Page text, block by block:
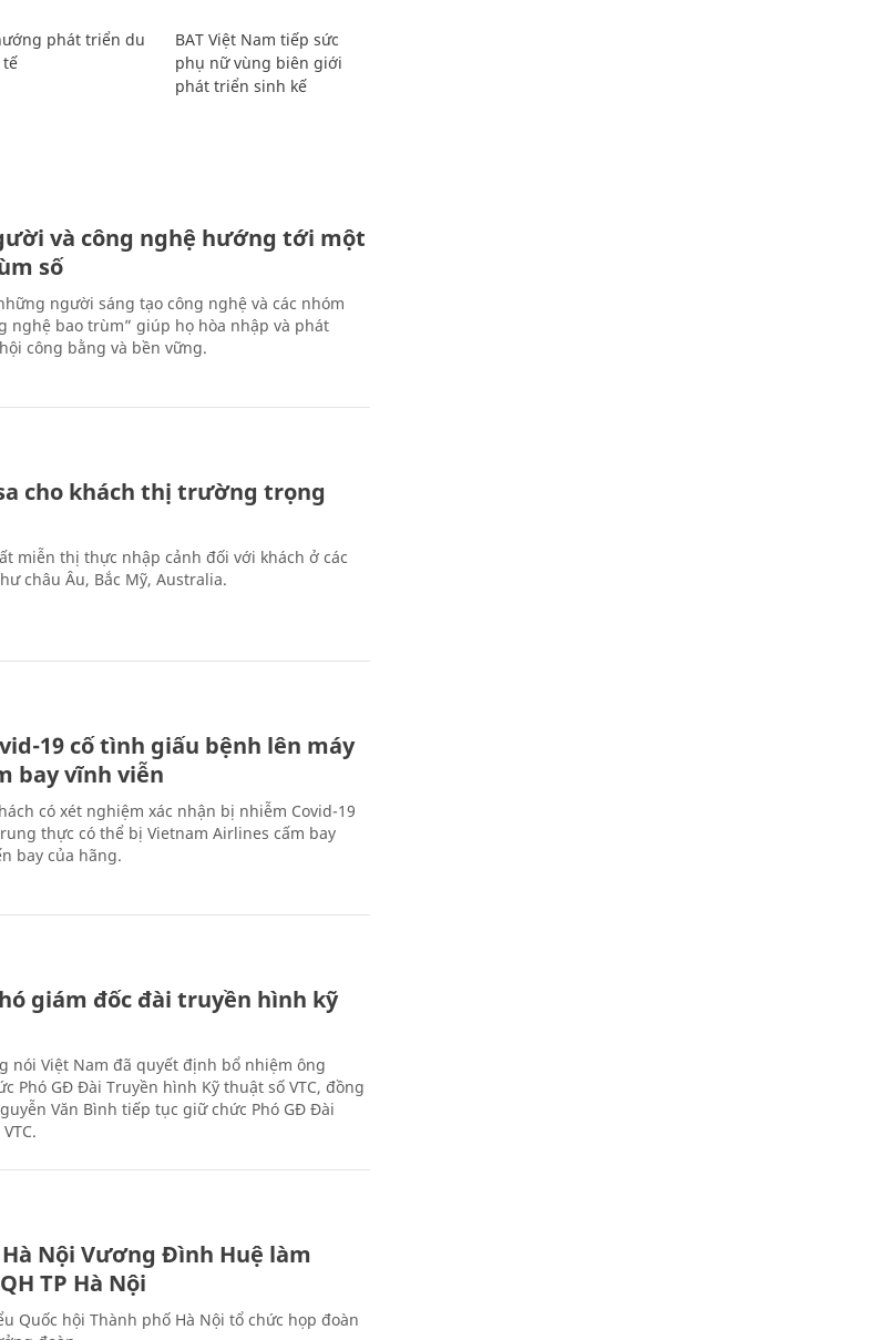
phát triển du
tế
BAT Việt Nam tiếp sức
phụ nữ vùng biên giới
phát triển sinh kế
và công nghệ hướng tới một
số
người sáng tạo công nghệ và các nhóm
nghệ bao trùm” giúp họ hòa nhập và phát
công bằng và bền vững.
cho khách thị trường trọng
miễn thị thực nhập cảnh đối với khách ở các
châu Âu, Bắc Mỹ, Australia.
19 cố tình giấu bệnh lên máy
bay vĩnh viễn
có xét nghiệm xác nhận bị nhiễm Covid-19
thực có thể bị Vietnam Airlines cấm bay
bay của hãng.
giám đốc đài truyền hình kỹ
nói Việt Nam đã quyết định bổ nhiệm ông
Phó GĐ Đài Truyền hình Kỹ thuật số VTC, đồng
Văn Bình tiếp tục giữ chức Phó GĐ Đài
Nội Vương Đình Huệ làm
TP Hà Nội
Quốc hội Thành phố Hà Nội tổ chức họp đoàn